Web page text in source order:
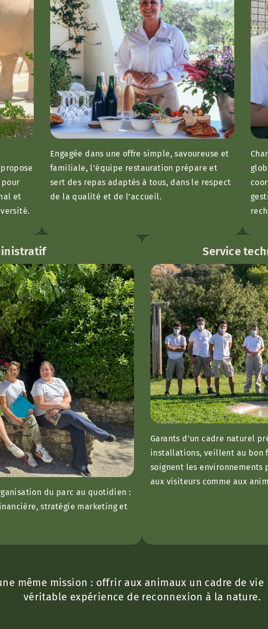
et
Engagée dans une offre simple, savoureuse et
familiale, l’équipe restauration prépare et
sert des repas adaptés à tous, dans le respect
de la qualité et de l’accueil.
du parc au quotidien :
stratégie marketing et
Service
Garants d’un cadre naturel
installations, veillent au bon
soignent les environnements
aux visiteurs comme aux
même mission : offrir aux animaux un cadre de
véritable expérience de reconnexion à la nature.